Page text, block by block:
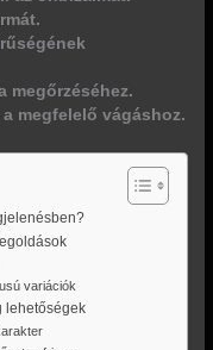
megőrzéséhez.
megfelelő vágáshoz.
variációk
lehetőségek